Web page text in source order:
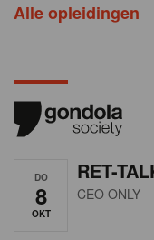
Alle opleidingen
DO
8
OKT
RET-
CEO ONLY